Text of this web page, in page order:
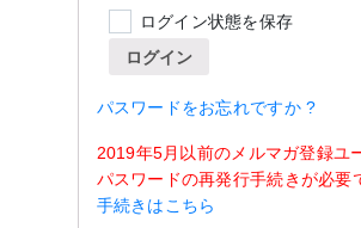
ログイン状態を保存
ログイン
パスワードをお忘れですか ?
2019年5月以前のメルマガ登録ユ
パスワードの再発行手続きが必要
手続きはこちら